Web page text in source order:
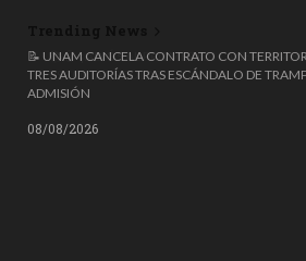
📝 UNAM CANCELA CONTRATO CON
TRES AUDITORÍAS TRAS ESCÁNDALO DE
ADMISIÓN
08/08/2026